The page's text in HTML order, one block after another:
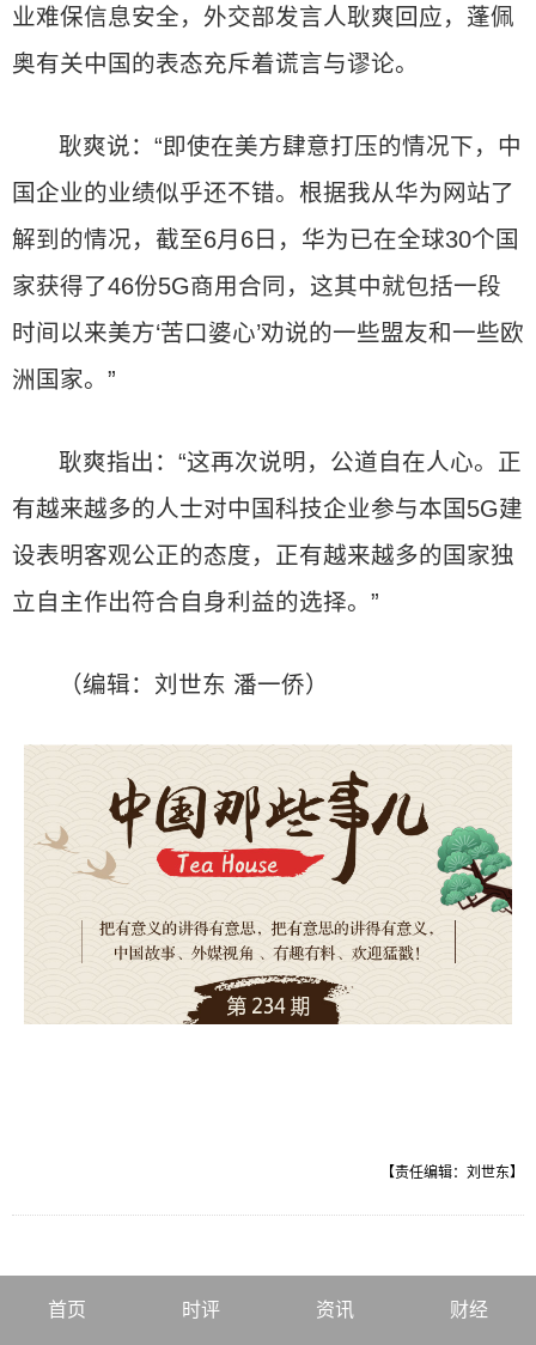
业难保信息安全，外交部发言人耿爽回应，蓬佩
奥有关中国的表态充斥着谎言与谬论。
耿爽说：“即使在美方肆意打压的情况下，中
国企业的业绩似乎还不错。根据我从华为网站了
解到的情况，截至6月6日，华为已在全球30个国
家获得了46份5G商用合同，这其中就包括一段
时间以来美方‘苦口婆心’劝说的一些盟友和一些欧
洲国家。”
耿爽指出：“这再次说明，公道自在人心。正
有越来越多的人士对中国科技企业参与本国5G建
设表明客观公正的态度，正有越来越多的国家独
立自主作出符合自身利益的选择。”
（编辑：刘世东 潘一侨）
【责任编辑：刘世东】
首页 时评 资讯 财经